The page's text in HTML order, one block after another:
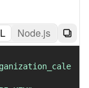
Node.js